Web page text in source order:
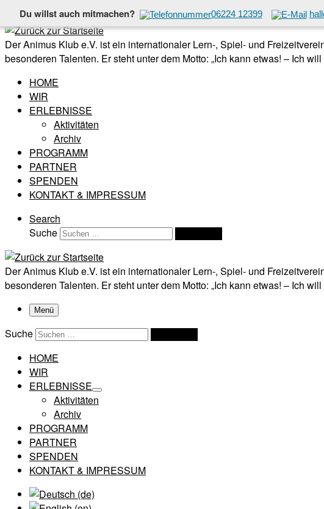
Du willst auch mitmachen? 06224 12399
Zum Inhalt springen
Der Animus Klub e.V. ist ein internationaler Lern-, Spiel- und
besonderen Talenten. Er steht unter dem Motto: „Ich kann etwas! – Ich
HOME
WIR
ERLEBNISSE
Aktivitäten
Archiv
PROGRAMM
PARTNER
SPENDEN
KONTAKT & IMPRESSUM
Search
Suche
Der Animus Klub e.V. ist ein internationaler Lern-, Spiel- und
besonderen Talenten. Er steht unter dem Motto: „Ich kann etwas! – Ich
Menü
Suche
HOME
WIR
ERLEBNISSE
Aktivitäten
Archiv
PROGRAMM
PARTNER
SPENDEN
KONTAKT & IMPRESSUM